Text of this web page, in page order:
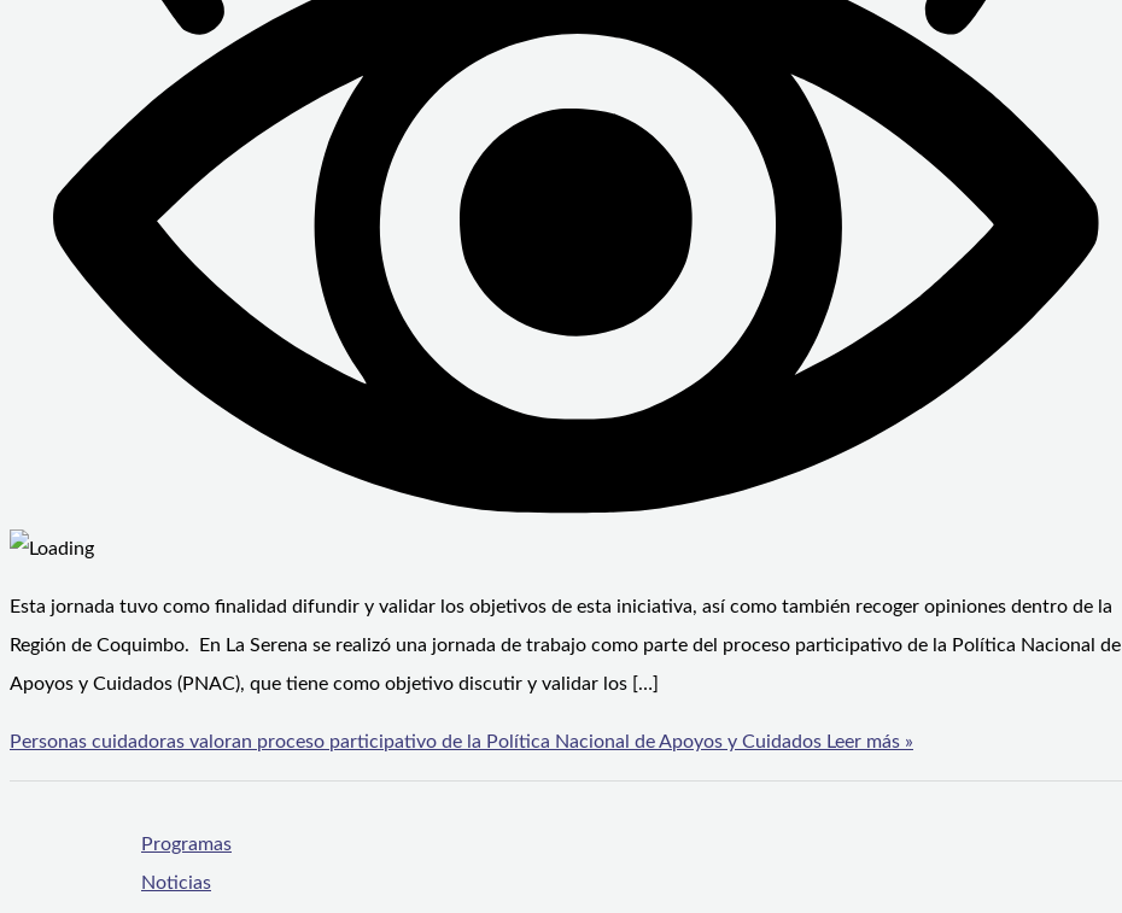
Esta jornada tuvo como finalidad difundir y validar los objetivos de esta iniciativa, así como también recoger opiniones dentro de la
Región de Coquimbo. En La Serena se realizó una jornada de trabajo como parte del proceso participativo de la Política Nacional de
Apoyos y Cuidados (PNAC), que tiene como objetivo discutir y validar los […]
Personas cuidadoras valoran proceso participativo de la Política Nacional de Apoyos y Cuidados Leer más »
Programas
Noticias